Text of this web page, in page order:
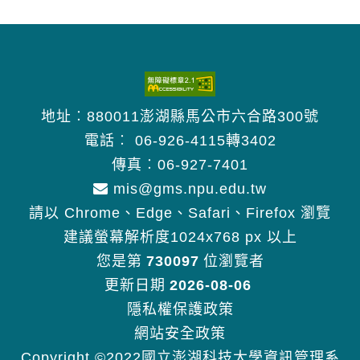
地址︰880011澎湖縣馬公市六合路300號
電話︰ 06-926-4115轉3402
傳真︰06-927-7401
mis@gms.npu.edu.tw
請以 Chrome、Edge、Safari、Firefox 瀏覽
建議螢幕解析度1024x768 px 以上
您是第 730097 位瀏覽者
更新日期 2026-08-06
隱私權保護政策
網站安全政策